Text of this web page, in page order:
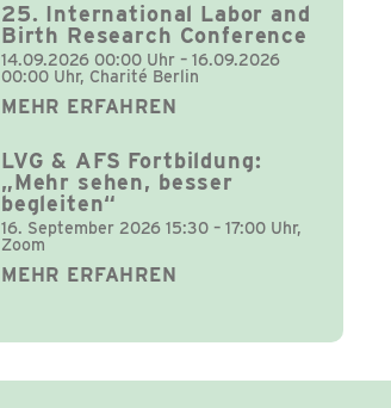
25. International Labor and
Birth Research Conference
14.09.2026 00:00 Uhr – 16.09.2026
00:00 Uhr, Charité Berlin
MEHR ERFAHREN
LVG & AFS Fortbildung:
„Mehr sehen, besser
begleiten“
16. September 2026 15:30 – 17:00 Uhr,
Zoom
MEHR ERFAHREN